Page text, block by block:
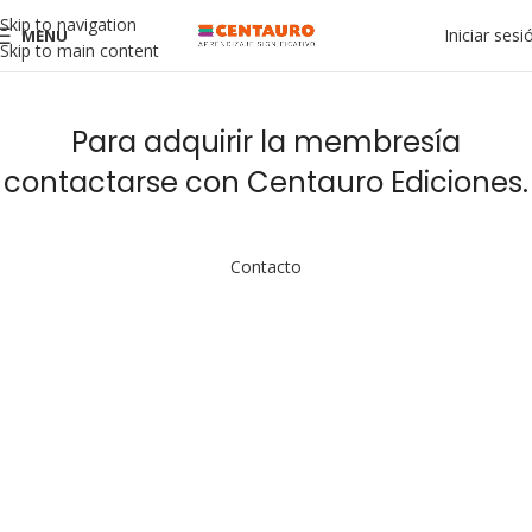
Skip to navigation
Skip to main content
MENU Iniciar
Para adquirir la membresía
contactarse con Centauro Ediciones.
Contacto